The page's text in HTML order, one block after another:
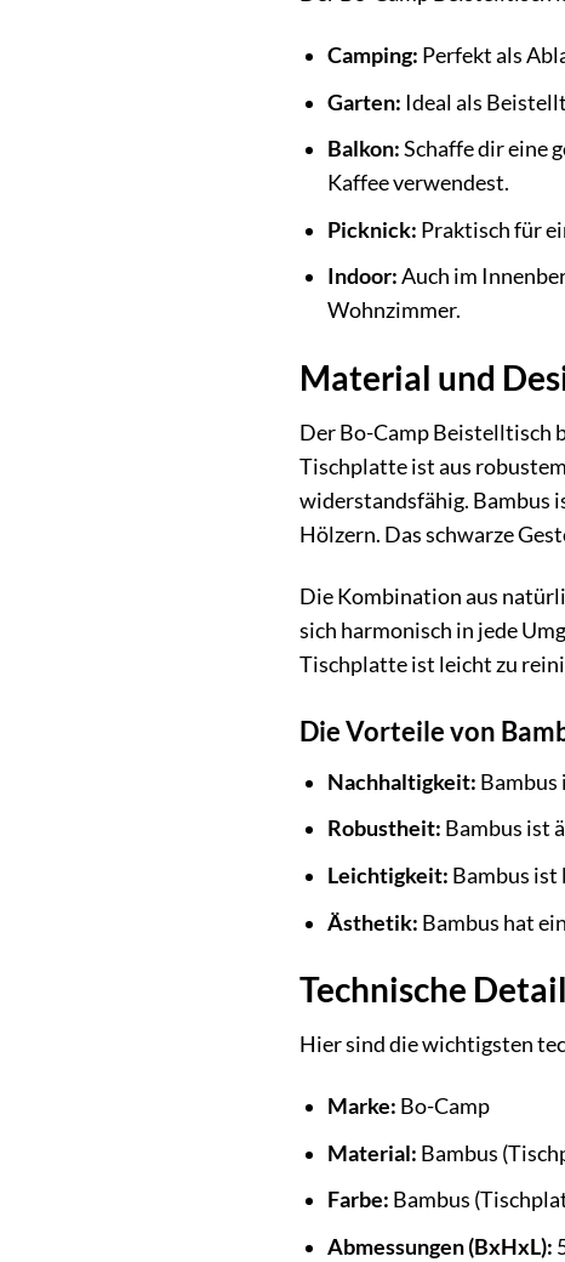
Camping: Perfekt als
Garten: Ideal als
Balkon:Schaffe dir eine
Kaffee verwendest.
Picknick: Praktisch für
Indoor:Auch im
Wohnzimmer.
Material und
Der Bo-Camp Beistelltisch
Tischplatte ist aus
widerstandsfähig. Bambus
Hölzern. Das schwarze
Die Kombination aus
sich harmonisch in jede
Tischplatte ist leicht zu
Die Vorteile von
Nachhaltigkeit: Bambus
Robustheit: Bambus ist
Leichtigkeit: Bambus ist
Ästhetik: Bambus hat
Technische
Hier sind die wichtigsten
Marke: Bo-Camp
Material: Bambus
Farbe: Bambus
Abmessungen (BxHxL):